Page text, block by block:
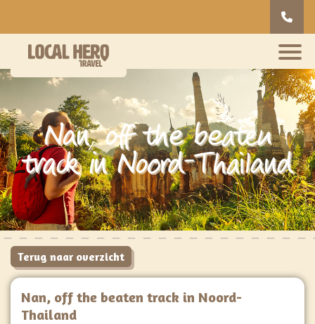
Nan, off the beaten
track in Noord-Thailand
Nan, off the beaten track in Noord-
Thailand
Terug naar overzicht